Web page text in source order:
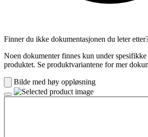
Finner du ikke dokumentasjonen du leter
Noen dokumenter finnes kun under
produktet. Se produktvariantene for mer
Bilde med høy oppløsning